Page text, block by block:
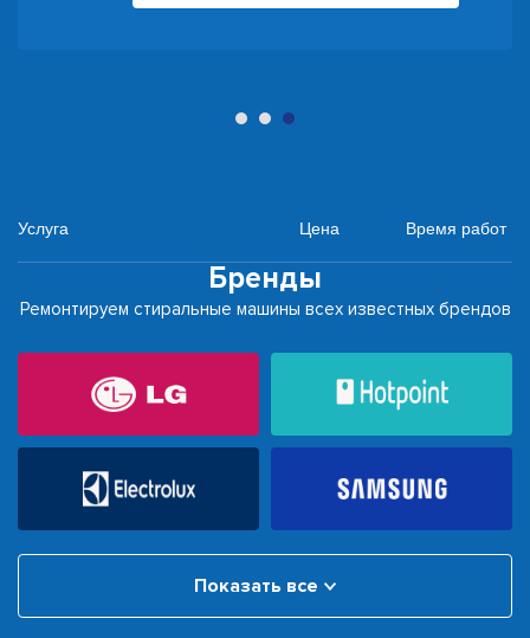
Услуга Цена Время работ
Бренды
Ремонтируем стиральные машины всех известных брендов
Показать все